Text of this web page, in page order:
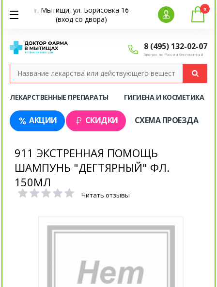
г. Мытищи, ул. Борисовка 16
(вход со двора)
8 (495) 132-02-07
Звонок по России бесплатный
0
ЛЕКАРСТВЕННЫЕ ПРЕПАРАТЫ ГИГИЕНА И КОСМЕТИКА
АКЦИИ СКИДКИ СХЕМА ПРОЕЗДА
911 ЭКСТРЕННАЯ ПОМОЩЬ
ШАМПУНЬ "ДЕГТЯРНЫЙ" ФЛ.
150МЛ
Читать отзывы